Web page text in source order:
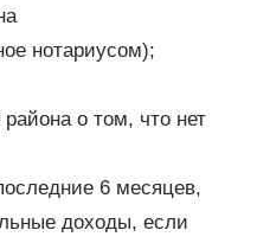
нотариусом);
о том, что нет
6 месяцев,
доходы, если